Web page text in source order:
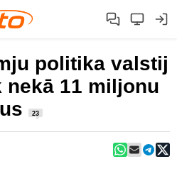
politika valstij
11 miljonu
23